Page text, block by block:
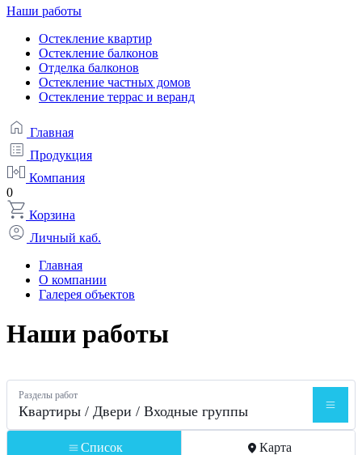
Наши работы
Остекление квартир
Остекление балконов
Отделка балконов
Остекление частных домов
Остекление террас и веранд
Главная
Продукция
Компания
0
Корзина
Личный каб.
Главная
О компании
Галерея объектов
Наши работы
Разделы работ
Квартиры / Двери / Входные группы
Список Карта